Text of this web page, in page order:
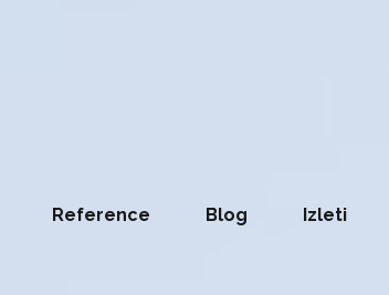
Reference Blog Izleti